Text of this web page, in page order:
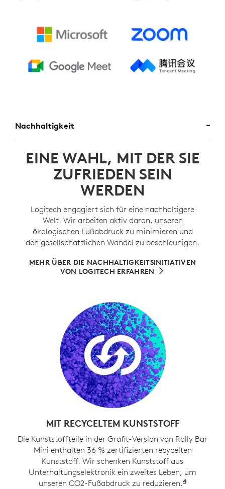
Nachhaltigkeit
EINE WAHL, MIT DER SIE
ZUFRIEDEN SEIN
WERDEN
Logitech engagiert sich für eine nachhaltigere
Welt. Wir arbeiten aktiv daran, unseren
ökologischen Fußabdruck zu minimieren und
den gesellschaftlichen Wandel zu beschleunigen.
MEHR ÜBER DIE NACHHALTIGKEITSINITIATIVEN
VON LOGITECH ERFAHREN
MIT RECYCELTEM KUNSTSTOFF
Die Kunststoffteile in der Grafit-Version von Rally Bar
Mini enthalten 36 % zertifizierten recycelten
Kunststoff. Wir schenken Kunststoff aus
Unterhaltungselektronik ein zweites Leben, um
unseren CO2-Fußabdruck zu reduzieren.4